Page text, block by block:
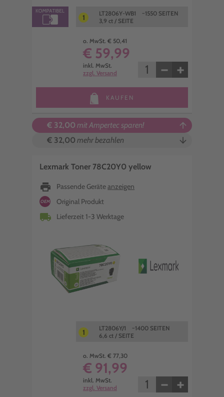
1
LT2806Y-WB1 ~1550 SEITEN
3,9 ct / SEITE
o. MwSt. € 50,41
€ 59,99
inkl. MwSt.
zzgl. Versand
− +
KAUFEN
€ 32,00 mit Ampertec sparen! arrow_upward
€ 32,00 mehr bezahlen arrow_downward
Lexmark Toner 78C20Y0 yellow
print Passende Geräteanzeigen
OEM Original Produkt
local_shipping Lieferzeit 1-3 Werktage
1
LT2806Y/1 ~1400 SEITEN
6,6 ct / SEITE
o. MwSt. € 77,30
€ 91,99
inkl. MwSt.
zzgl. Versand
− +